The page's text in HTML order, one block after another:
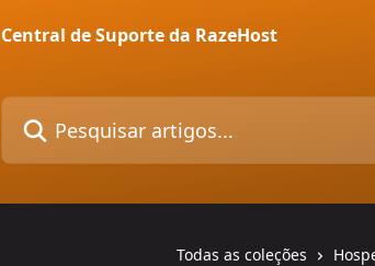
Central de Suporte da RazeHost
Pesquisar artigos...
Todas as coleções